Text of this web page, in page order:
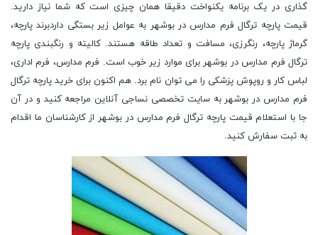
گذاری در یک برنامه یکنواخت دقیقا همان چیزی است که شما نیاز دارید.
قیمت پارچه ترگال فرم مدارس در بوشهر به عوامل زیر بستگی داردبرند پارچه،
گرماژ پارچه، رنگرزی، مسافت و تعداد طاقه هستند. کالیته و رنگبندی پارچه
ترگال فرم مدارس در بوشهر برای موارد زیر خوب است. فرم مدارس، فرم اداری،
لباس کار و روپوش پزشکی را می توان نام برد. هم اکنون برای خرید پارچه ترگال
فرم مدارس در بوشهر به سایت تخصصی نساجی آنلاین مراجعه کنید و در آن
جا با استعلام قیمت پارچه ترگال فرم مدارس در بوشهر از کارشناسان ما اقدام
به ثبت سفارش کنید.